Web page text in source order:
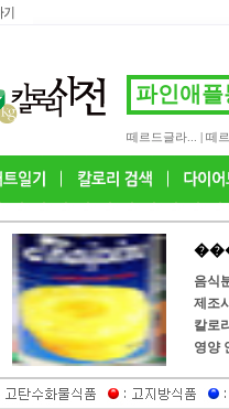
떼르드글라... 떼
음식
제조
칼로
영양